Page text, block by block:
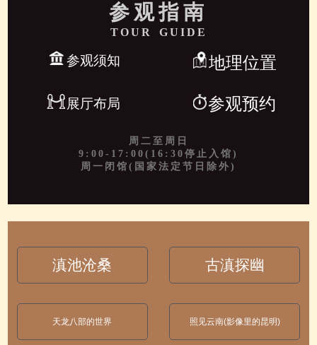
参观指南
TOUR GUIDE
参观须知 地理位置
展厅布局 参观预约
周二至周日
9:00-17:00(16:30停止入馆)
周一闭馆(国家法定节日除外)
滇池沧桑 古滇探幽
天龙八部的世界 照见云南(影像里的昆明)